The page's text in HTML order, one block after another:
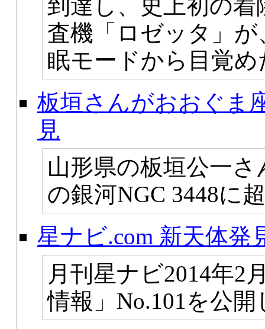
到達し、史上初の
査機「ロゼッタ」
眠モードから目覚め
板垣さんがおおぐま
見
山形県の板垣公一
の銀河NGC 3448に
星ナビ.com 新天体発
月刊星ナビ2014年2
情報」No.101を公